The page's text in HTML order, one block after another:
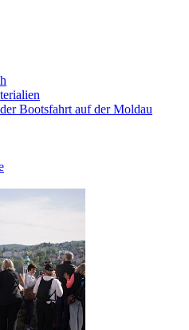
Bootsfahrt auf der Moldau